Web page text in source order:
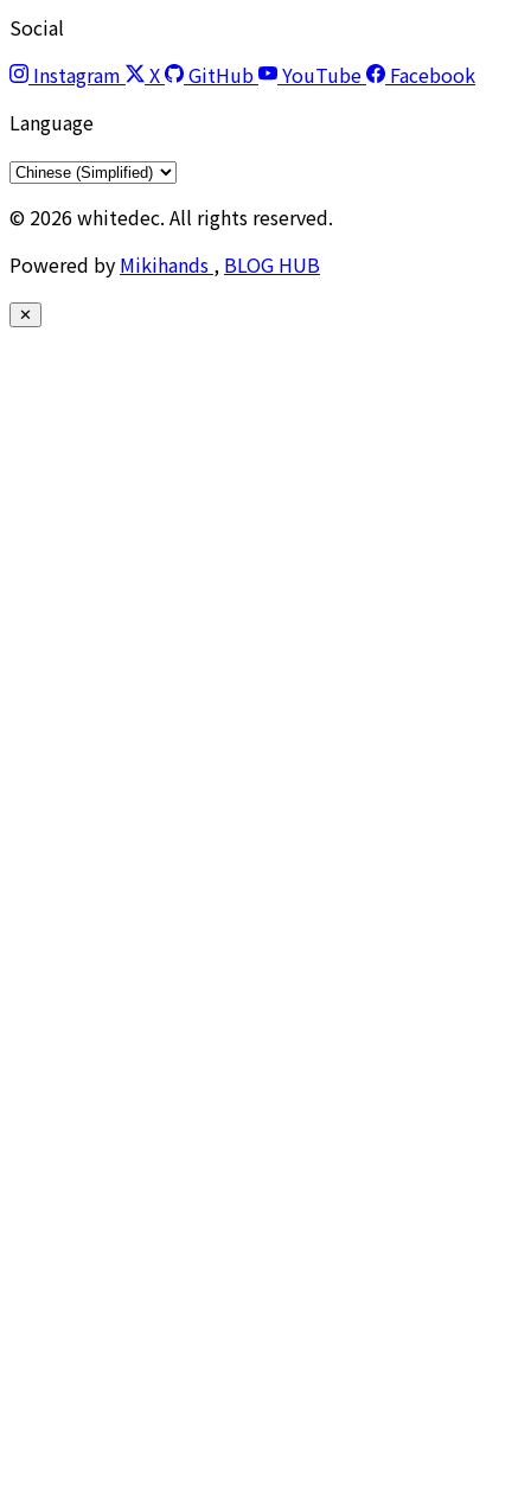
Social
Instagram
X GitHub YouTube
Facebook
Language
© 2026 whitedec. All rights reserved.
Powered by Mikihands , BLOG HUB
✕